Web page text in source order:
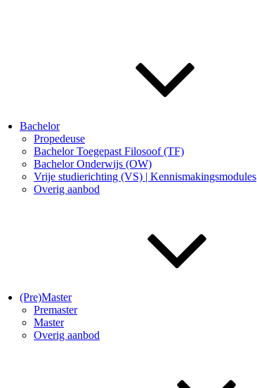
Bachelor
Propedeuse
Bachelor Toegepast Filosoof (TF)
Bachelor Onderwijs (OW)
Vrije studierichting (VS) | Kennismakingsmodules
Overig aanbod
(Pre)Master
Premaster
Master
Overig aanbod